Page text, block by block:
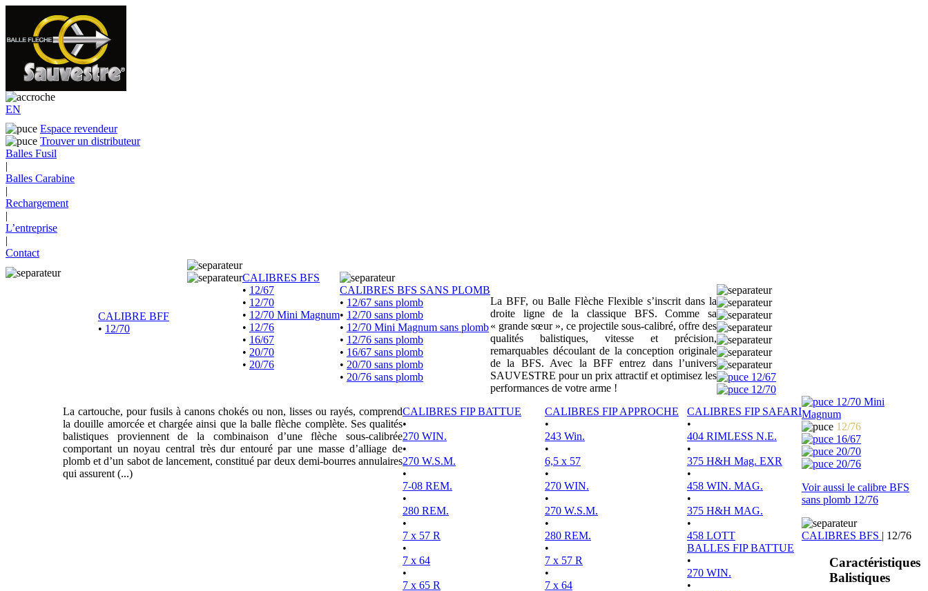
EN
Espace revendeur
Trouver un distributeur
Balles Fusil
|
Balles Carabine
|
Rechargement
|
L’entreprise
|
Contact
CALIBRE BFF
• 12/70
CALIBRES BFS
• 12/67
• 12/70
• 12/70 Mini Magnum
• 12/76
• 16/67
• 20/70
• 20/76
CALIBRES BFS SANS PLOMB
• 12/67 sans plomb
• 12/70 sans plomb
• 12/70 Mini Magnum sans plomb
• 12/76 sans plomb
• 16/67 sans plomb
• 20/70 sans plomb
• 20/76 sans plomb
La BFF, ou Balle Flèche Flexible s’inscrit dans la
droite ligne de la classique BFS. Comme sa
« grande sœur », ce projectile sous-calibré, offre des
qualités balistiques, vitesse et précision,
remarquables découlant de la conception originale
de la BFS. Avec la BFF entrez dans l’univers
SAUVESTRE pour un prix attractif et optimisez les
performances de votre arme !
La cartouche, pour fusils à canons chokés ou non, lisses ou rayés, comprend
la douille amorcée et chargée ainsi que la balle flèche complète. Ses qualités
balistiques proviennent de la combinaison d’une flèche sous-calibrée
comportant un noyau central très dur entouré par une masse d’alliage de
plomb et d’un sabot de lancement, constitué par deux demi-bourres annulaires
qui assurent (...)
CALIBRES FIP BATTUE
•
270 WIN.
•
270 W.S.M.
•
7-08 REM.
•
280 REM.
•
7 x 57 R
•
7 x 64
•
7 x 65 R
CALIBRES FIP APPROCHE
•
243 Win.
•
6,5 x 57
•
270 WIN.
•
270 W.S.M.
•
280 REM.
•
7 x 57 R
•
7 x 64
CALIBRES FIP SAFARI
•
404 RIMLESS N.E.
•
375 H&H Mag. EXR
•
458 WIN. MAG.
•
375 H&H MAG.
•
458 LOTT
BALLES FIP BATTUE
•
270 WIN.
•
12/67
12/70
12/70 Mini
Magnum
12/76
16/67
20/70
20/76
Voir aussi le calibre BFS
sans plomb 12/76
CALIBRES BFS | 12/76
Caractéristiques
Balistiques